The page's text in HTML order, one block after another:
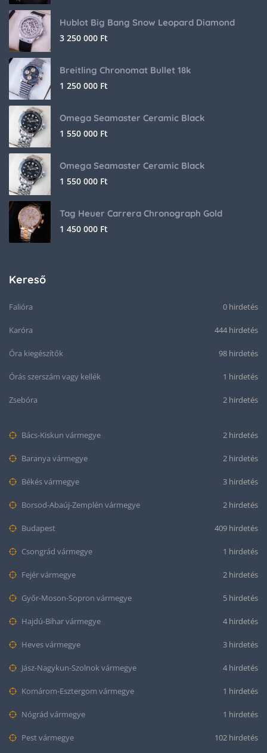
Hublot Big Bang Snow Leopard Diamond
3 250 000 Ft
Breitling Chronomat Bullet 18k
1 250 000 Ft
Omega Seamaster Ceramic Black
1 550 000 Ft
Omega Seamaster Ceramic Black
1 550 000 Ft
Tag Heuer Carrera Chronograph Gold
1 450 000 Ft
Kereső
Falióra 0 hirdetés
Karóra 444 hirdetés
Óra kiegészítők 98 hirdetés
Órás szerszám vagy kellék 1 hirdetés
Zsebóra 2 hirdetés
Bács-Kiskun vármegye 2 hirdetés
Baranya vármegye 2 hirdetés
Békés vármegye 3 hirdetés
Borsod-Abaúj-Zemplén vármegye 2 hirdetés
Budapest 409 hirdetés
Csongrád vármegye 1 hirdetés
Fejér vármegye 2 hirdetés
Győr-Moson-Sopron vármegye 5 hirdetés
Hajdú-Bihar vármegye 4 hirdetés
Heves vármegye 3 hirdetés
Jász-Nagykun-Szolnok vármegye 4 hirdetés
Komárom-Esztergom vármegye 1 hirdetés
Nógrád vármegye 1 hirdetés
Pest vármegye 102 hirdetés